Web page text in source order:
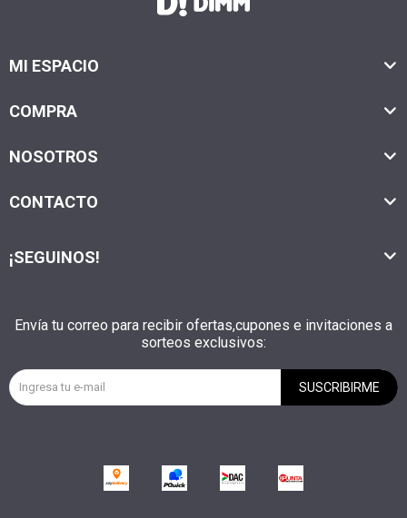
MI ESPACIO
COMPRA
NOSOTROS
CONTACTO
Envía tu correo para recibir ofertas,cupones e invitaciones a
sorteos exclusivos:
SUSCRIBIRME
¡SEGUINOS!